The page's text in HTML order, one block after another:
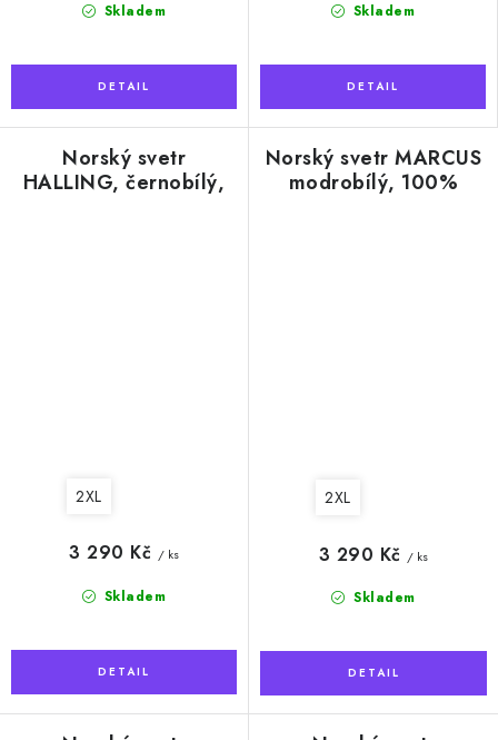
Skladem Skladem
Norský svetr
HALLING, černobílý,
2XL
Skladem
3 290 Kč / ks
Norský svetr MARCUS
modrobílý, 100%
2XL
Skladem
3 290 Kč / ks